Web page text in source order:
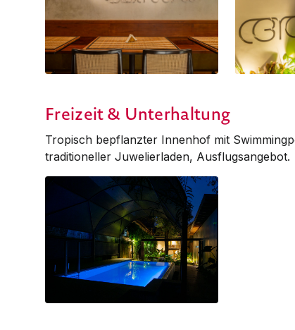
Freizeit & Unterhaltung
Tropisch bepflanzter Innenhof mit
traditioneller Juwelierladen, Ausflugsangebot.